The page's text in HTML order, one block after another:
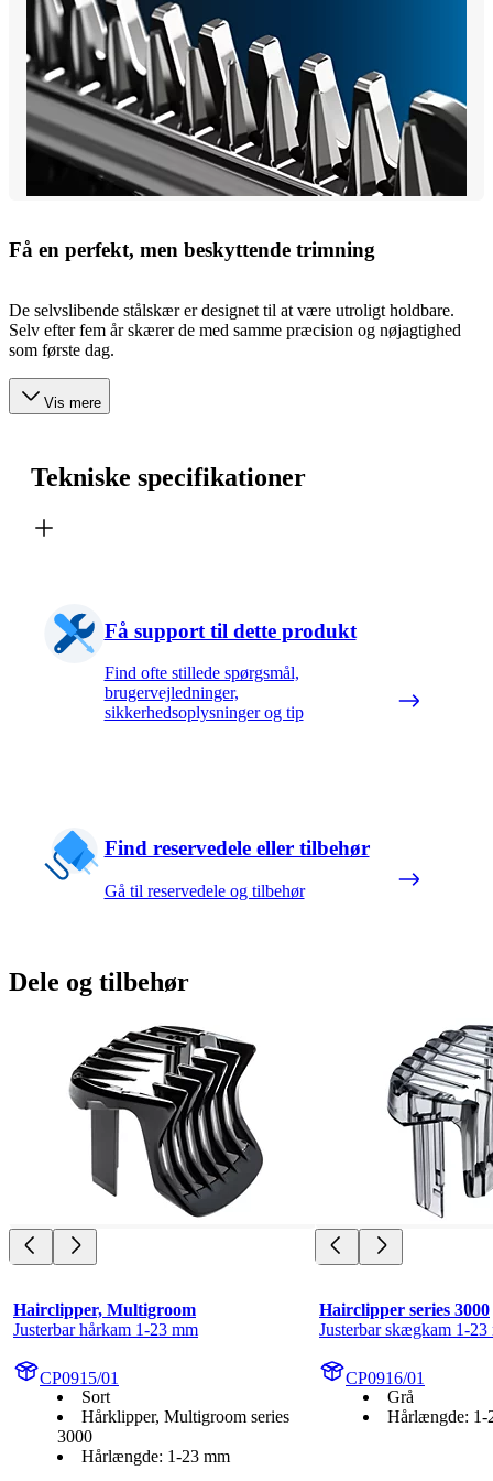
Få en perfekt, men beskyttende trimning
De selvslibende stålskær er designet til at være utroligt holdbare.
Selv efter fem år skærer de med samme præcision og nøjagtighed
som første dag.
Vis mere
Tekniske specifikationer
Få support til dette produkt
Find ofte stillede spørgsmål,
brugervejledninger,
sikkerhedsoplysninger og tip
Find reservedele eller tilbehør
Gå til reservedele og tilbehør
Dele og tilbehør
Hairclipper, Multigroom
Justerbar hårkam 1-23 mm
CP0915/01
Sort
Hårklipper, Multigroom series
3000
Hårlængde: 1-23 mm
Hairclipper series 3000
Justerbar skægkam 1-23
CP0916/01
Grå
Hårlængde: 1-